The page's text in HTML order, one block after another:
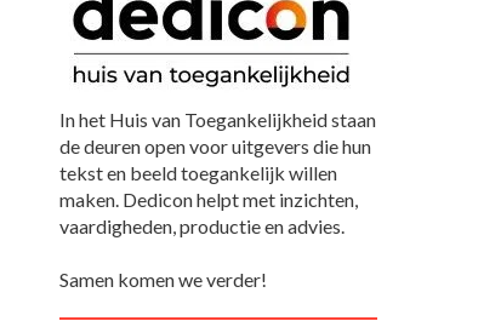
In het Huis van Toegankelijkheid staan
de deuren open voor uitgevers die hun
tekst en beeld toegankelijk willen
maken. Dedicon helpt met inzichten,
vaardigheden, productie en advies.
Samen komen we verder!